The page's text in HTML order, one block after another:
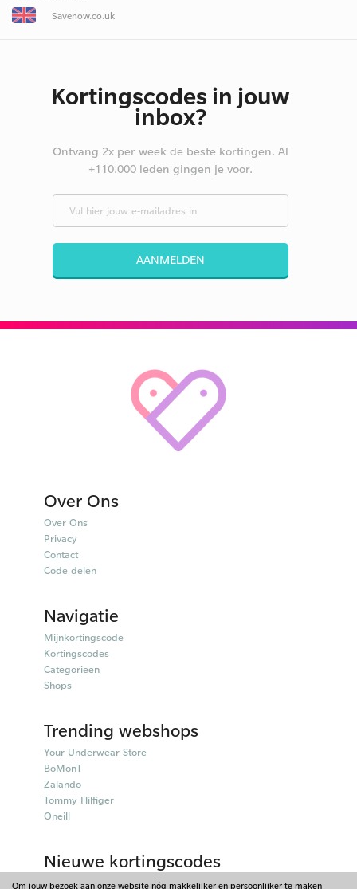
Savenow.co.uk
Kortingscodes in jouw
inbox?
Ontvang 2x per week de beste kortingen. Al
+110.000 leden gingen je voor.
AANMELDEN
Over Ons
Over Ons
Privacy
Contact
Code delen
Navigatie
Mijnkortingscode
Kortingscodes
Categorieën
Shops
Trending webshops
Your Underwear Store
BoMonT
Zalando
Tommy Hilfiger
Oneill
Nieuwe kortingscodes
50plusmobiel kortingscodes
Om jouw bezoek aan onze website nóg makkelijker en persoonlijker te maken